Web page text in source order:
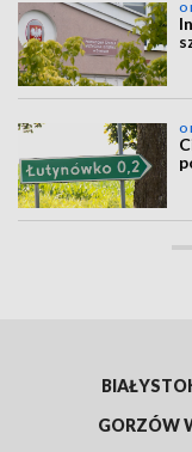
GORZÓW